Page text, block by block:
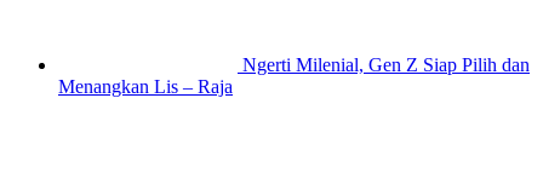
Ngerti Milenial, Gen Z Siap Pilih dan
Menangkan Lis – Raja